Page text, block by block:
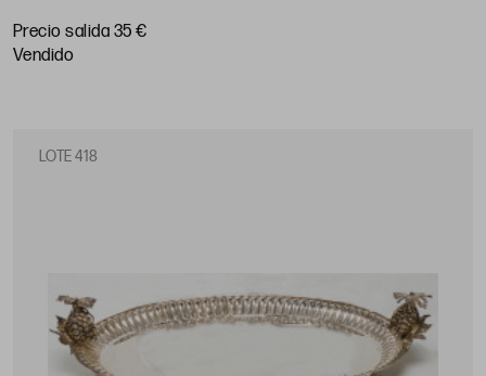
Precio salida 35 €
vendido
LOTE 418